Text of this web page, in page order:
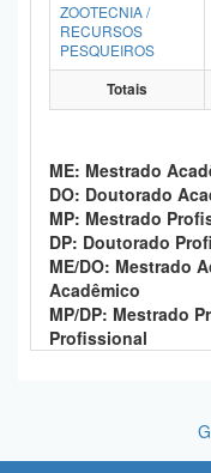
ZOOTECNIA /
RECURSOS
PESQUEIROS
Totais
ME: Mestrado
DO: Doutorado
MP: Mestrado
DP: Doutorado
ME/DO: Mestrado
Acadêmico
MP/DP: Mestrado
Profissional